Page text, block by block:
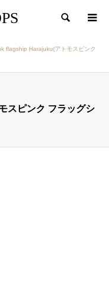
検索
flagship Harajuku(アトモスピンク
スピンク フラッグシ